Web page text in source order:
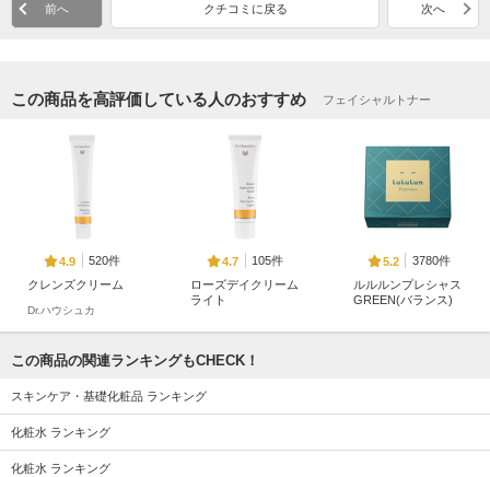
前へ クチコミに戻る 次へ
この商品を高評価している人のおすすめ フェイシャルトナー
4.9
520件
クレンズクリーム
Dr.ハウシュカ
4.7
105件
ローズデイクリーム
ライト
5.2
3780件
ルルルンプレシャス
GREEN(バランス)
5.7
2520件
この商品の関連ランキングもCHECK！
スキンケア・基礎化粧品 ランキング
化粧水 ランキング
化粧水 ランキング